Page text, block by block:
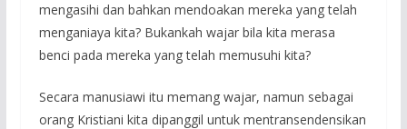
mengasihi dan bahkan mendoakan mereka yang telah
menganiaya kita? Bukankah wajar bila kita merasa
benci pada mereka yang telah memusuhi kita?
Secara manusiawi itu memang wajar, namun sebagai
orang Kristiani kita dipanggil untuk mentransendensikan